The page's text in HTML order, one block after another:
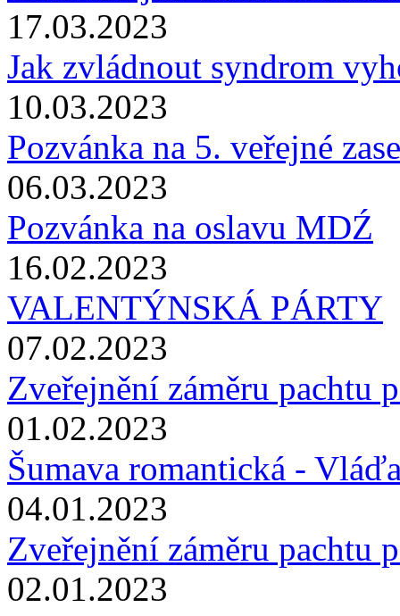
17.03.2023
Jak zvládnout syndrom
10.03.2023
Pozvánka na 5. veřejné
06.03.2023
Pozvánka na oslavu MDŹ
16.02.2023
VALENTÝNSKÁ PÁRTY
07.02.2023
Zveřejnění záměru pachtu
01.02.2023
Šumava romantická -
04.01.2023
Zveřejnění záměru pachtu
02.01.2023